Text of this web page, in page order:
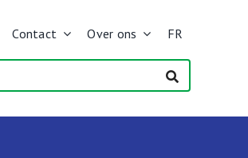
Contact Over ons FR